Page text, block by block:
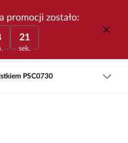
promocji zostało:
21
sek.
PSC0730